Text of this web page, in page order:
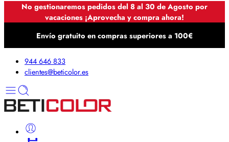
No gestionaremos pedidos del 8 al 30 de Agosto por
vacaciones ¡Aprovecha y compra ahora!
Envío gratuito en compras superiores a 100€
944 646 833
clientes@beticolor.es